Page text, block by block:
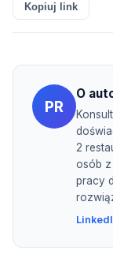
Kopiuj link
PR
O
2
osób z
pracy